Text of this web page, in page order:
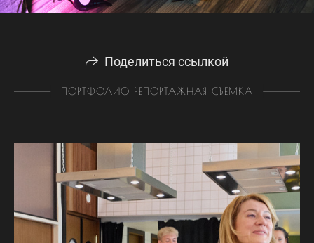
Поделиться ссылкой
ПОРТФОЛИО РЕПОРТАЖНАЯ СЪЁМКА